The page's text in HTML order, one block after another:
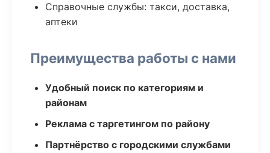
Справочные службы: такси, доставка,
аптеки
Преимущества работы с нами
Удобный поиск по категориям и
районам
Реклама с таргетингом по району
Партнёрство с городскими службами